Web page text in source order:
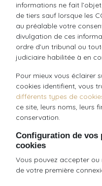
informations ne fait
de tiers sauf lorsque les
au préalable votre
divulgation de ces
ordre d’un tribunal ou
judiciaire habilitée à en
Pour mieux vous éclairer
cookies identifient, vous
différents types de
ce site, leurs noms, leurs
conservation.
Configuration de vos
cookies
Vous pouvez accepter
de votre première